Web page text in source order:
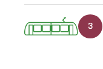
3